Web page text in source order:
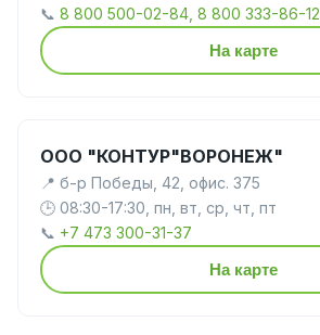
📞 8 800 500-02-84, 8 800 333-86-12
На карте
ООО "КОНТУР"ВОРОНЕЖ"
📍 б-р Победы, 42, офис. 375
🕒 08:30-17:30, пн, вт, ср, чт, пт
📞 +7 473 300-31-37
На карте